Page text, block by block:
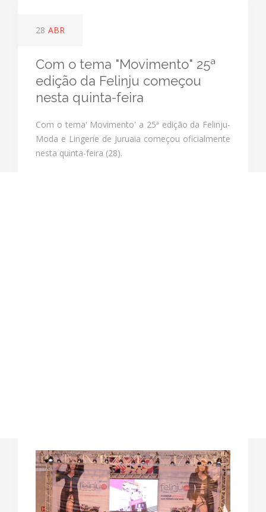
28 ABR
Com o tema "Movimento" 25ª
edição da Felinju começou
nesta quinta-feira
Com o tema' Movimento' a 25ª edição da Felinju-
Moda e Lingerie de Juruaia começou oficialmente
nesta quinta-feira (28).